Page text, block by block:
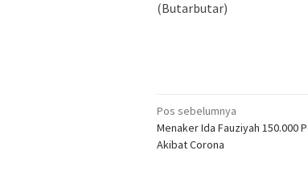
(Butarbutar)
Navigasi
pos
Pos sebelumnya
Menaker Ida Fauziyah 150.000
Akibat Corona